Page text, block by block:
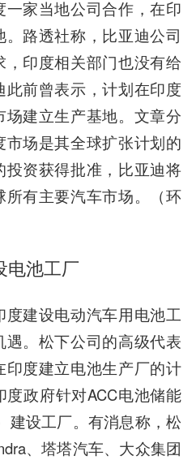
家当地公司合作，在印
路透社称，比亚迪公司
印度相关部门也没有给
前曾表示，计划在印度
建立生产基地。文章分
场是其全球扩张计划的
资获得批准，比亚迪将
有主要汽车市场。（环
电池工厂
建设电动汽车用电池工
。松下公司的高级代表
度建立电池生产厂的计
政府针对ACC电池储能
建设工厂。有消息称，松
、塔塔汽车、大众集团